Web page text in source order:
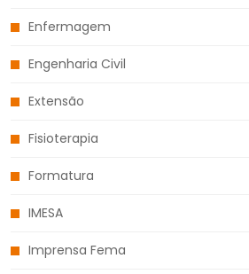
Enfermagem
Engenharia Civil
Extensão
Fisioterapia
Formatura
IMESA
Imprensa Fema